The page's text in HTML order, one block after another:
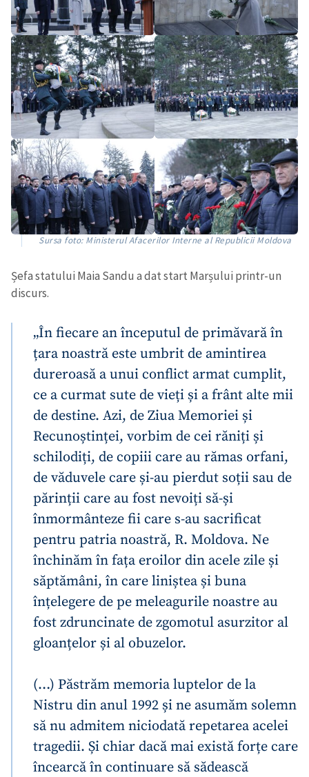
Sursa foto: Ministerul Afacerilor Interne al Republicii Moldova
Șefa statului Maia Sandu a dat start Marșului printr-un
discurs.
„În fiecare an începutul de primăvară în
țara noastră este umbrit de amintirea
dureroasă a unui conflict armat cumplit,
ce a curmat sute de vieți și a frânt alte mii
de destine. Azi, de Ziua Memoriei și
Recunoștinței, vorbim de cei răniți și
schilodiți, de copiii care au rămas orfani,
de văduvele care și-au pierdut soții sau de
părinții care au fost nevoiți să-și
înmormânteze fii care s-au sacrificat
pentru patria noastră, R. Moldova. Ne
închinăm în fața eroilor din acele zile și
săptămâni, în care liniștea și buna
înțelegere de pe meleagurile noastre au
fost zdruncinate de zgomotul asurzitor al
gloanțelor și al obuzelor.
(…) Păstrăm memoria luptelor de la
Nistru din anul 1992 și ne asumăm solemn
să nu admitem niciodată repetarea acelei
tragedii. Și chiar dacă mai există forțe care
încearcă în continuare să sădească